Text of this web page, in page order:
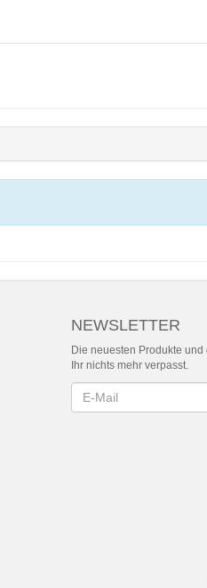
NEWSLETTER
Die neuesten Produkte
Ihr nichts mehr verpasst.
Newsletter